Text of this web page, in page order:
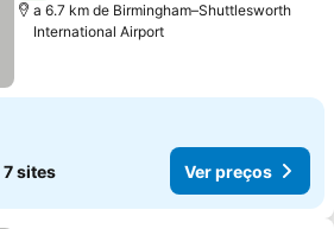
a 6.7 km de Birmingham–Shuttlesworth
International Airport
7 sites Ver preços